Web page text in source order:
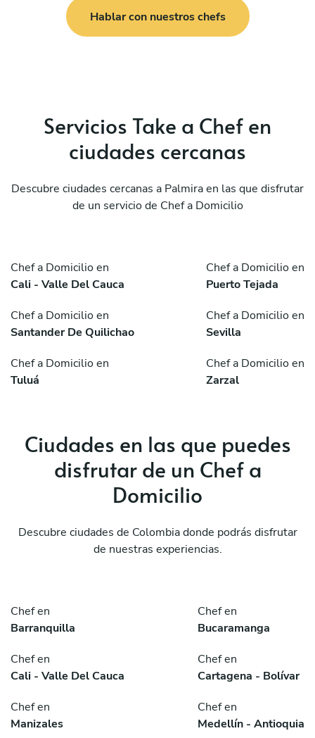
Hablar con nuestros chefs
Servicios Take a Chef en
ciudades cercanas
Descubre ciudades cercanas a Palmira en las que disfrutar
de un servicio de Chef a Domicilio
Chef a Domicilio en
Cali - Valle Del Cauca
Chef a Domicilio en
Puerto Tejada
Chef a Domicilio en
Santander De Quilichao
Chef a Domicilio en
Sevilla
Chef a Domicilio en
Tuluá
Chef a Domicilio en
Zarzal
Ciudades en las que puedes
disfrutar de un Chef a
Domicilio
Descubre ciudades de Colombia donde podrás disfrutar
de nuestras experiencias.
Chef en
Barranquilla
Chef en
Bucaramanga
Chef en
Cali - Valle Del Cauca
Chef en
Cartagena - Bolívar
Chef en
Manizales
Chef en
Medellín - Antioquia